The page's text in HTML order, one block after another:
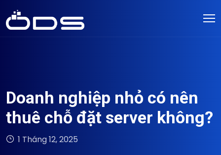
Doanh nghiệp nhỏ có nên
thuê chỗ đặt server không?
1 Tháng 12, 2025